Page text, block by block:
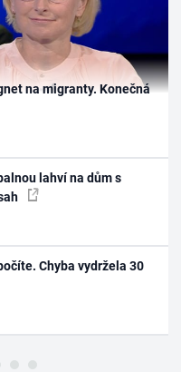
na migranty. Konečná
lahví na dům s
Chyba vydržela 30